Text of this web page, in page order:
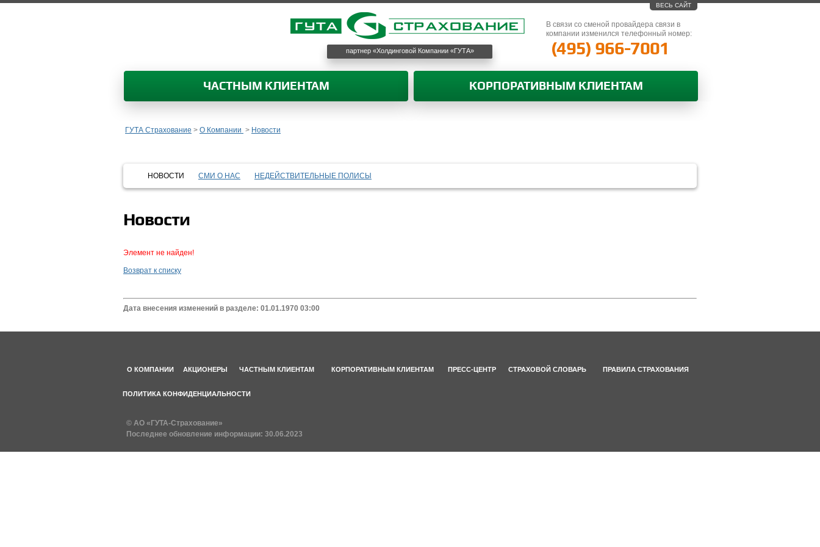
ВЕСЬ САЙТ
партнер «Холдинговой Компании «ГУТА»
В связи со сменой провайдера связи в
компании изменился телефонный номер:
(495) 966-7001
ЧАСТНЫМ КЛИЕНТАМ КОРПОРАТИВНЫМ КЛИЕНТАМ
ГУТА Страхование > О Компании > Новости
НОВОСТИ СМИ О НАС НЕДЕЙСТВИТЕЛЬНЫЕ ПОЛИСЫ
Новости
Элемент не найден!
Возврат к списку
Дата внесения изменений в разделе: 01.01.1970 03:00
О КОМПАНИИ АКЦИОНЕРЫ ЧАСТНЫМ КЛИЕНТАМ КОРПОРАТИВНЫМ КЛИЕНТАМ ПРЕСС-ЦЕНТР СТРАХОВОЙ СЛОВАРЬ ПРАВИЛА СТРАХОВАНИЯ
ПОЛИТИКА КОНФИДЕНЦИАЛЬНОСТИ
© АО «ГУТА-Страхование»
Последнее обновление информации: 30.06.2023